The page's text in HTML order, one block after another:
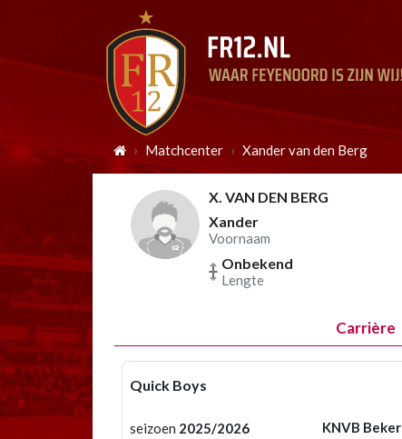
Matchcenter Xander van den Berg
X. VAN DEN BERG
Xander
Voornaam
Onbekend
Lengte
Carrière
Quick Boys
seizoen 2025/2026 KNVB Beker